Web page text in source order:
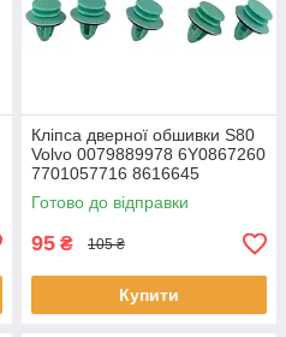
Кліпса дверної обшивки S80
Volvo 0079889978 6Y0867260
7701057716 8616645
Готово до відправки
95 ₴ 105 ₴
Купити